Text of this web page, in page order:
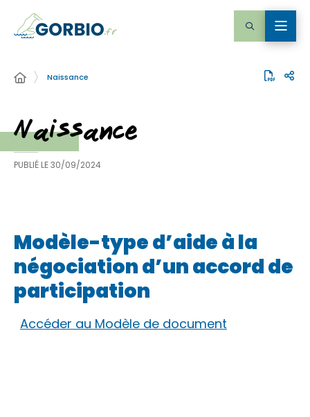
Naissance
Naissance
PUBLIÉ LE30/09/2024
Modèle-type d’aide à la
négociation d’un accord de
participation
Accéder au Modèle de document